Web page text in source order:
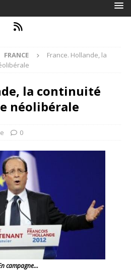
FRANCE
France. Hollande, la
la continuité
néolibérale
0
campagne…